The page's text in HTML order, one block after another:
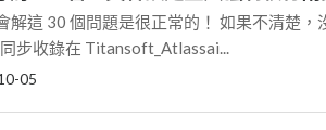
解這 30 個問題是很正常的！ 如果不清楚，
步收錄在 Titansoft_Atlassai...
05